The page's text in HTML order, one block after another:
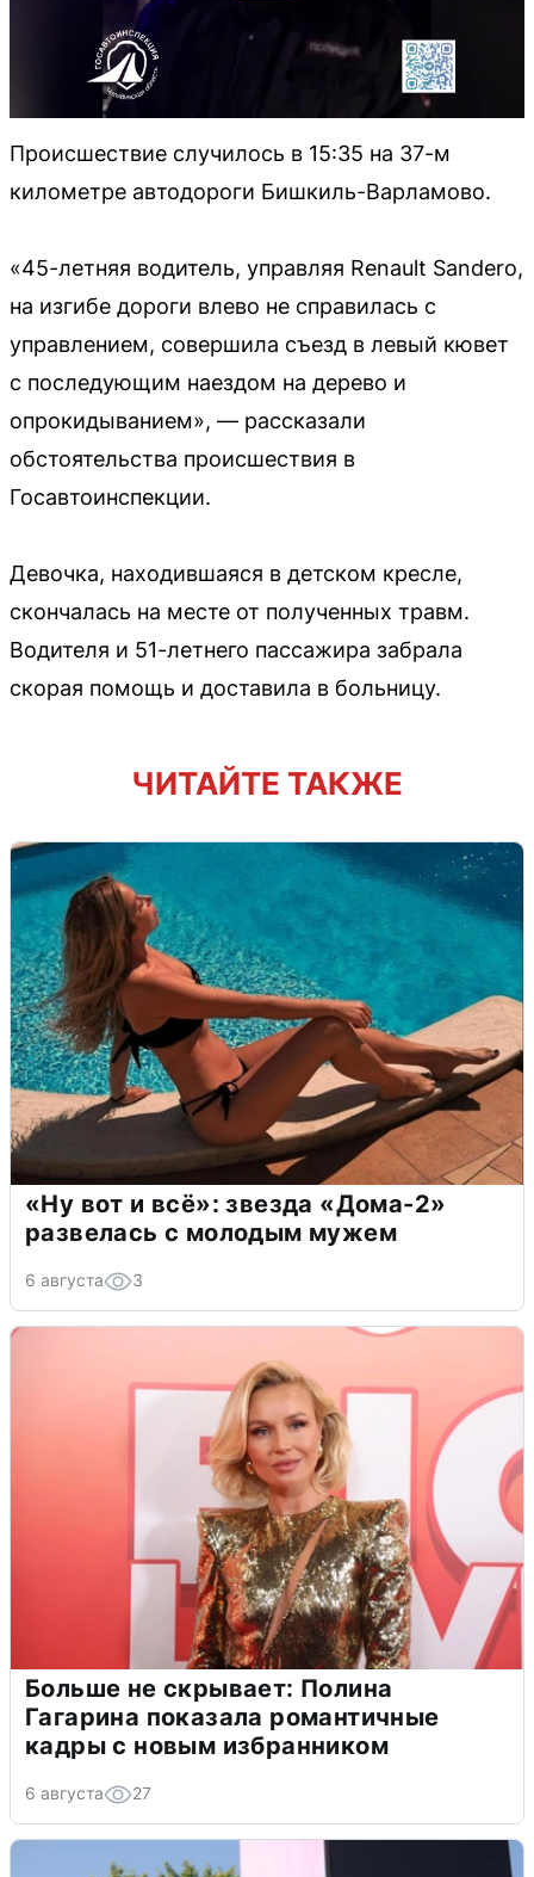
Происшествие случилось в 15:35 на 37-м
километре автодороги Бишкиль-Варламово.
«45-летняя водитель, управляя Renault Sandero,
на изгибе дороги влево не справилась с
управлением, совершила съезд в левый кювет
с последующим наездом на дерево и
опрокидыванием», — рассказали
обстоятельства происшествия в
Госавтоинспекции.
Девочка, находившаяся в детском кресле,
скончалась на месте от полученных травм.
Водителя и 51-летнего пассажира забрала
скорая помощь и доставила в больницу.
ЧИТАЙТЕ ТАКЖЕ
«Ну вот и всё»: звезда «Дома-2»
развелась с молодым мужем
6 августа 3
Больше не скрывает: Полина
Гагарина показала романтичные
кадры с новым избранником
6 августа 27